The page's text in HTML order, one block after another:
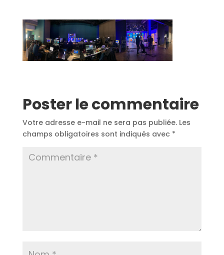
Poster le commentaire
Votre adresse e-mail ne sera pas publiée. Les
champs obligatoires sont indiqués avec *